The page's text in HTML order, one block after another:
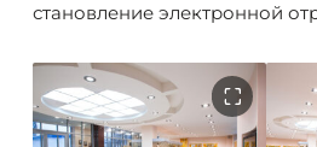
становление электронной